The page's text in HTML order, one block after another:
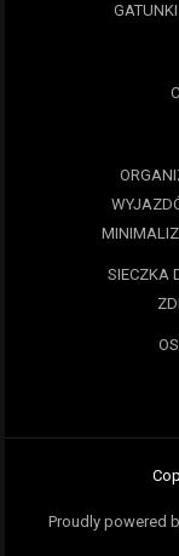
SIECZKA
Proudly powered